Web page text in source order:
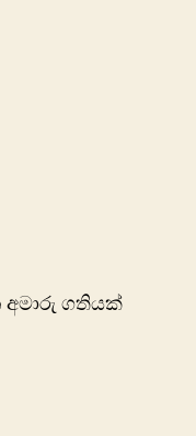
ගතියක්